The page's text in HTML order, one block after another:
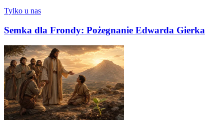
Tylko u nas
Semka dla Frondy: Pożegnanie Edwarda Gierka